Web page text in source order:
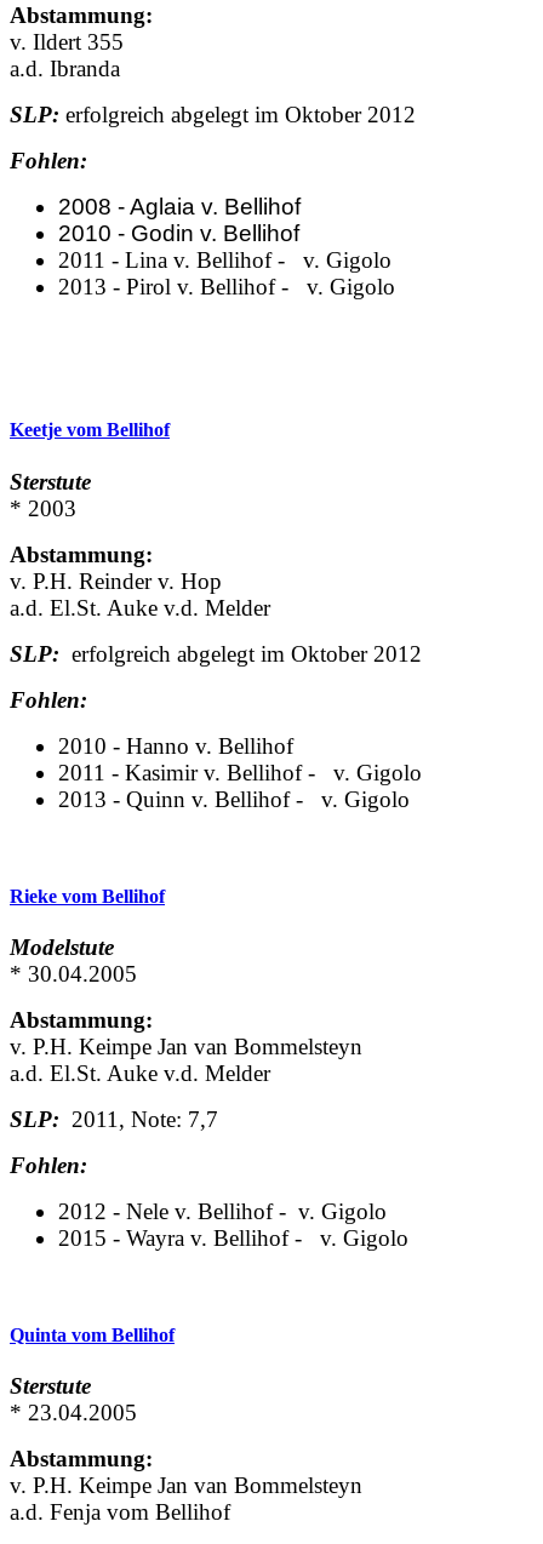
Abstammung:
v. Ildert 355
a.d. Ibranda
SLP: erfolgreich abgelegt im Oktober 2012
Fohlen:
2008 - Aglaia v. Bellihof
2010 - Godin v. Bellihof
2011 - Lina v. Bellihof - v. Gigolo
2013 - Pirol v. Bellihof - v. Gigolo
Keetje vom Bellihof
Sterstute
* 2003
Abstammung:
v. P.H. Reinder v. Hop
a.d. El.St. Auke v.d. Melder
SLP: erfolgreich abgelegt im Oktober 2012
Fohlen:
2010 - Hanno v. Bellihof
2011 - Kasimir v. Bellihof - v. Gigolo
2013 - Quinn v. Bellihof - v. Gigolo
Rieke vom Bellihof
Modelstute
* 30.04.2005
Abstammung:
v. P.H. Keimpe Jan van Bommelsteyn
a.d. El.St. Auke v.d. Melder
SLP: 2011, Note: 7,7
Fohlen:
2012 - Nele v. Bellihof - v. Gigolo
2015 - Wayra v. Bellihof - v. Gigolo
Quinta vom Bellihof
Sterstute
* 23.04.2005
Abstammung:
v. P.H. Keimpe Jan van Bommelsteyn
a.d. Fenja vom Bellihof